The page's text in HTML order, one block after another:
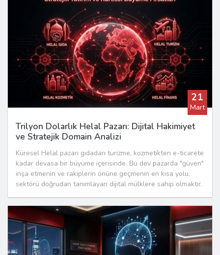
21
Mart
Trilyon Dolarlık Helal Pazarı: Dijital Hakimiyet
ve Stratejik Domain Analizi
Küresel Helal pazarı gıdadan turizme, kozmetikten e-ticarete
kadar devasa bir büyüme içerisinde. Bu dev pazarda "güven"
inşa etmenin ve rakiplerin önüne geçmenin en kısa yolu,
sektörü doğrudan tanımlayan dijital mülklere sahip olmaktır.